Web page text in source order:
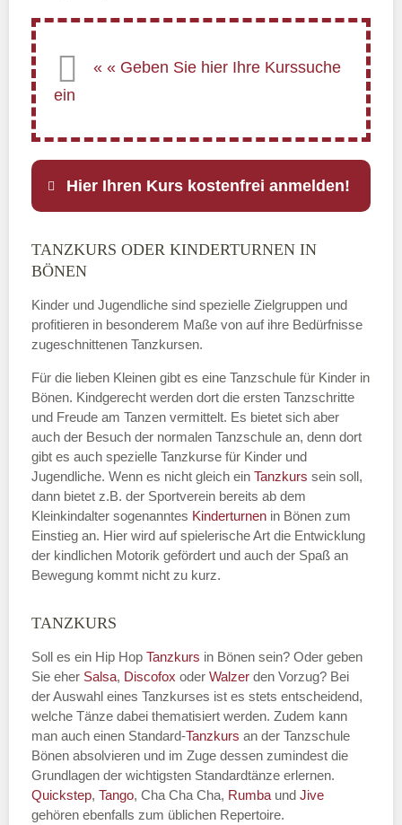
Hier Ihren Kurs kostenfrei anmelden!
E-Mail*
Name der Tanzschule
Kontakt E-Mail
Name des Tanzkurs
Tanzart*
TANZKURS ODER KINDERTURNEN IN
BÖNEN
Kinder und Jugendliche sind spezielle Zielgruppen und
profitieren in besonderem Maße von auf ihre Bedürfnisse
zugeschnittenen Tanzkursen.
Für die lieben Kleinen gibt es eine Tanzschule für Kinder in
Bönen. Kindgerecht werden dort die ersten Tanzschritte
und Freude am Tanzen vermittelt. Es bietet sich aber
auch der Besuch der normalen Tanzschule an, denn dort
gibt es auch spezielle Tanzkurse für Kinder und
Jugendliche. Wenn es nicht gleich ein Tanzkurs sein soll,
dann bietet z.B. der Sportverein bereits ab dem
Kleinkindalter sogenanntes Kinderturnen in Bönen zum
Einstieg an. Hier wird auf spielerische Art die Entwicklung
der kindlichen Motorik gefördert und auch der Spaß an
Bewegung kommt nicht zu kurz.
TANZKURS
Soll es ein Hip Hop Tanzkurs in Bönen sein? Oder geben
Sie eher Salsa, Discofox oder Walzer den Vorzug? Bei
der Auswahl eines Tanzkurses ist es stets entscheidend,
welche Tänze dabei thematisiert werden. Zudem kann
man auch einen Standard-Tanzkurs an der Tanzschule
Bönen absolvieren und im Zuge dessen zumindest die
Grundlagen der wichtigsten Standardtänze erlernen.
Quickstep, Tango, Cha Cha Cha, Rumba und Jive
gehören ebenfalls zum üblichen Repertoire.